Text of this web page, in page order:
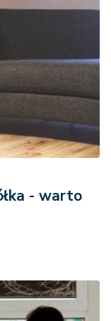
- warto